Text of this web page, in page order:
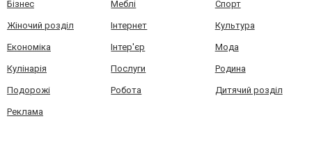
Бізнес Меблі Спорт
Жіночий розділ Інтернет Культура
Економіка Інтер'єр Мода
Кулінарія Послуги Родина
Подорожі Робота Дитячий розділ
Реклама